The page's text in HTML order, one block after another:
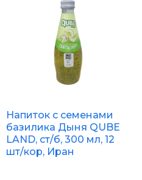
Напиток с семенами
базилика Дыня QUBE
LAND, ст/б, 300 мл, 12
шт/кор, Иран